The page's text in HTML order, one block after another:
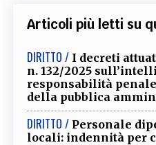
Articoli più letti su
DIRITTO / I decreti
n. 132/2025
responsabilità
della pubblica
DIRITTO / Personale
locali: indennità per